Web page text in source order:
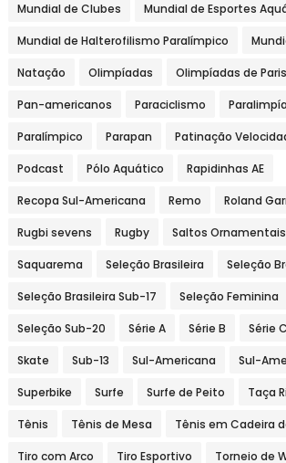
Mundial de Clubes Mundial de Esportes
Mundial de Halterofilismo Paralímpico
Natação Olimpíadas Olimpíadas de Paris
Pan-americanos Paraciclismo
Paralímpico Parapan Patinação
Podcast Pólo Aquático Rapidinhas AE
Recopa Sul-Americana Remo Roland
Rugbi sevens Rugby Saltos Ornamentais
Saquarema Seleção Brasileira Seleção
Seleção Brasileira Sub-17 Seleção Feminina
Seleção Sub-20 Série A Série B Série C
Skate Sub-13 Sul-Americana Sul-
Superbike Surfe Surfe de Peito Taça
Tênis Tênis de Mesa Tênis em Cadeira
Tiro com Arco Tiro Esportivo Torneio de